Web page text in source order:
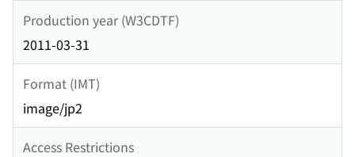
Production year (W3CDTF)
2011-03-31
Format (IMT)
image/jp2
Access Restrictions